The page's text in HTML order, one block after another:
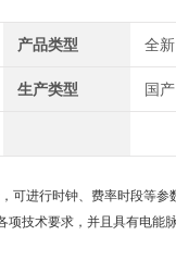
产品类型 全新
生产类型 国产
进行时钟、费率时段等
技术要求，并且具有电能